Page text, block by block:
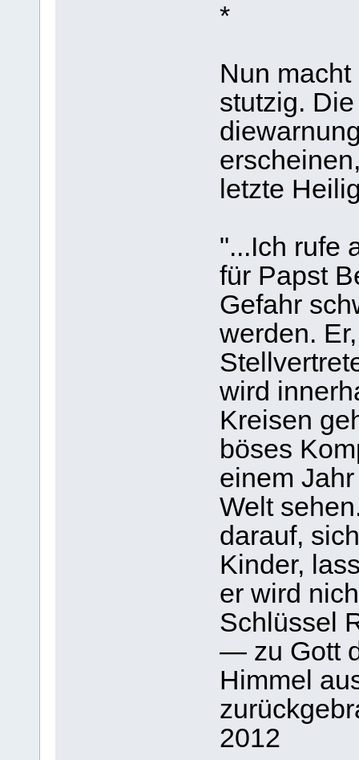
*
Nun
stutzig.
letzte
"...Ich rufe
für Papst
Gefahr
werden.
wird
Kreisen
böses
einem
Welt
darauf,
Kinder,
er wird
Schlüssel
— zu Gott
Himmel
2012